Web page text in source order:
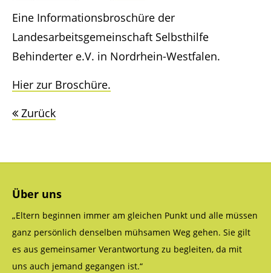
Support
Lorem ipsum dolor sit amet:
24h
We offer support for our customers
Get in touch
Cybersteel Inc.
376-293 City Road, Suite 600
San Francisco, CA 94102
Eine Informationsbroschüre der
Landesarbeitsgemeinschaft Selbsthilfe
Behinderter e.V. in Nordrhein-Westfalen.
Hier zur Broschüre.
Zurück
Über uns
„Eltern beginnen immer am gleichen Punkt und alle müssen
ganz persönlich denselben mühsamen Weg gehen. Sie gilt
es aus gemeinsamer Verantwortung zu begleiten, da mit
uns auch jemand gegangen ist.“